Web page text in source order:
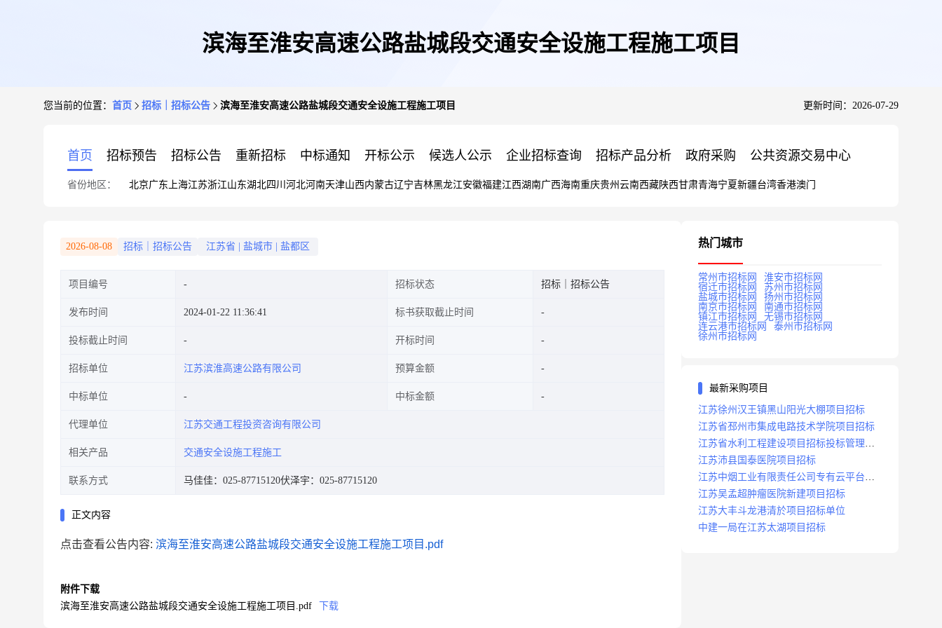
滨海至淮安高速公路盐城段交通安全设施工程施工项目
您当前的位置： 首页 招标｜招标公告 滨海至淮安高速公路盐城段交通安全设施工程施工项目 更新时间：2026-07-29
首页 招标预告 招标公告 重新招标 中标通知 开标公示 候选人公示 企业招标查询 招标产品分析 政府采购 公共资源交易中心
省份地区： 北京广东 上海江苏浙江山东湖北四川 河北河南天津山西内蒙古辽宁吉林黑龙江安徽福建江西湖南广西海南重庆贵州 云南西藏陕西甘肃青海宁夏新疆台湾香港澳门
2026-08-08 招标｜招标公告 江苏省 盐城市 盐都区
项目编号 招标状态 招标｜招标公告
发布时间 2024-01-22 11:36:41 标书获取截止时间
投标截止时间 开标时间
招标单位 江苏滨淮高速公路有限公司 预算金额
中标单位 中标金额
代理单位 江苏交通工程投资咨询有限公司
相关产品 交通安全设施工程施工
联系方式 马佳佳：025-87715120伏泽宇：025-87715120
正文内容
点击查看公告内容: 滨海至淮安高速公路盐城段交通安全设施工程施工项目.pdf
附件下载
滨海至淮安高速公路盐城段交通安全设施工程施工项目.pdf
下载
热门城市
常州市招标网
淮安市招标网
宿迁市招标网
苏州市招标网
盐城市招标网
扬州市招标网
南京市招标网
南通市招标网
镇江市招标网
无锡市招标网
连云港市招标网
泰州市招标网
徐州市招标网
最新采购项目
江苏徐州汉王镇黑山阳光大棚项目招标
江苏省邳州市集成电路技术学院项目招标
江苏省水利工程建设项目招标投标管理办
法
江苏沛县国泰医院项目招标
江苏中烟工业有限责任公司专有云平台扩
容项目招标
江苏吴孟超肿瘤医院新建项目招标
江苏大丰斗龙港清於项目招标单位
中建一局在江苏太湖项目招标